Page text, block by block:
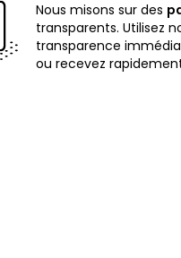
Nous misons sur des
transparents. Utilisez
transparence
ou recevez